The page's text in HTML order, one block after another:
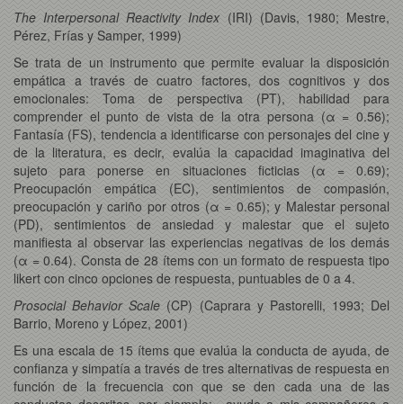
The Interpersonal Reactivity Index (IRI) (Davis, 1980; Mestre,
Pérez, Frías y Samper, 1999)
Se trata de un instrumento que permite evaluar la disposición
empática a través de cuatro factores, dos cognitivos y dos
emocionales: Toma de perspectiva (PT), habilidad para
comprender el punto de vista de la otra persona (α = 0.56);
Fantasía (FS), tendencia a identificarse con personajes del cine y
de la literatura, es decir, evalúa la capacidad imaginativa del
sujeto para ponerse en situaciones ficticias (α = 0.69);
Preocupación empática (EC), sentimientos de compasión,
preocupación y cariño por otros (α = 0.65); y Malestar personal
(PD), sentimientos de ansiedad y malestar que el sujeto
manifiesta al observar las experiencias negativas de los demás
(α = 0.64). Consta de 28 ítems con un formato de respuesta tipo
likert con cinco opciones de respuesta, puntuables de 0 a 4.
Prosocial Behavior Scale (CP) (Caprara y Pastorelli, 1993; Del
Barrio, Moreno y López, 2001)
Es una escala de 15 ítems que evalúa la conducta de ayuda, de
confianza y simpatía a través de tres alternativas de respuesta en
función de la frecuencia con que se den cada una de las